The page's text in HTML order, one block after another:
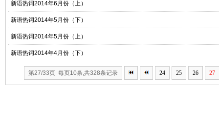
新语热词2014年6月份（上）
新语热词2014年5月份（下）
新语热词2014年5月份（上）
新语热词2014年4月份（下）
第27/33页 每页10条,共328条记录 24 25 26 27